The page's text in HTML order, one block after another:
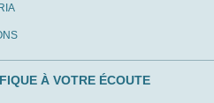
À VOTRE ÉCOUTE